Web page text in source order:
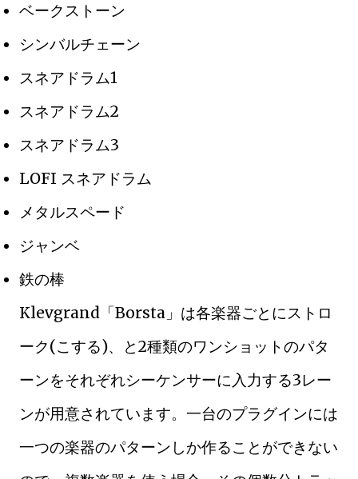
ベークストーン
シンバルチェーン
スネアドラム1
スネアドラム2
スネアドラム3
LOFI スネアドラム
メタルスペード
ジャンベ
鉄の棒
Klevgrand「Borsta」は各楽器ごとにストロ
ーク(こする)、と2種類のワンショットのパタ
ーンをそれぞれシーケンサーに入力する3レー
ンが用意されています。一台のプラグインには
一つの楽器のパターンしか作ることができない